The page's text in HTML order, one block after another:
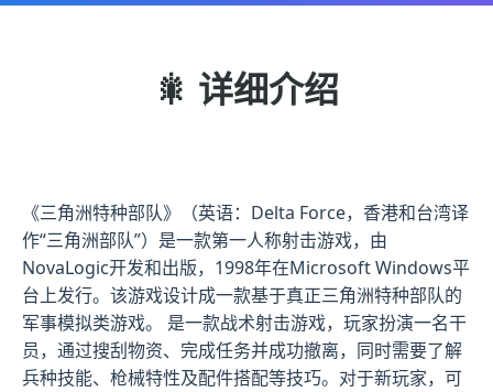
🎇 详细介绍
《三角洲特种部队》（英语：Delta Force，香港和台湾译
作“三角洲部队”）是一款第一人称射击游戏，由
NovaLogic开发和出版，1998年在Microsoft Windows平
台上发行。该游戏设计成一款基于真正三角洲特种部队的
军事模拟类游戏。 是一款战术射击游戏，玩家扮演一名干
员，通过搜刮物资、完成任务并成功撤离，同时需要了解
兵种技能、枪械特性及配件搭配等技巧。对于新玩家，可